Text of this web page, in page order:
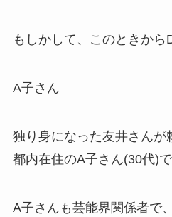
もしかして、このときから
A子さん
独り身になった友井さんが
都内在住のA子さん(30代)で
A子さんも芸能界関係者で、